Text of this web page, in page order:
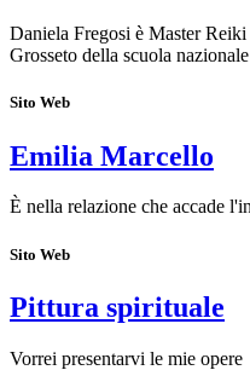
Daniela Fregosi è Master
Grosseto della scuola
Sito Web
Emilia Marcello
È nella relazione che accade
Sito Web
Pittura spirituale
Vorrei presentarvi le mie opere